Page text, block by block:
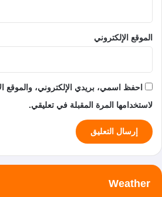
الموقع الإلكتروني
احفظ اسمي، بريدي الإلكتروني، والموقع
لاستخدامها المرة المقبلة في تعليقي.
Weather